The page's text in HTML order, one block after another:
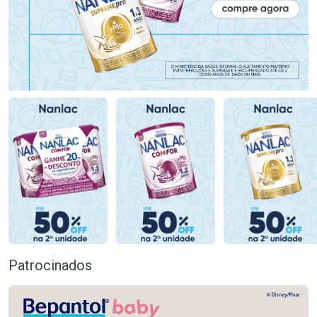
Patrocinados